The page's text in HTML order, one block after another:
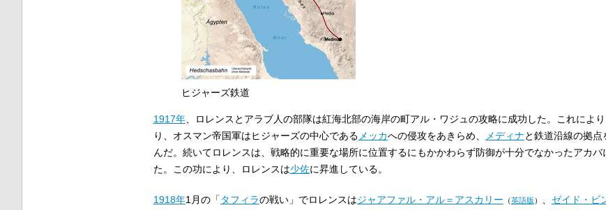
ヒジャーズ鉄道
1917年、ロレンスとアラブ人の部隊は紅海北部の海岸の町アル・ワジュの攻略に成功した。これによ
り、オスマン帝国軍はヒジャーズの中心であるメッカへの侵攻をあきらめ、 メディナと鉄道沿線の拠
んだ。続いてロレンスは、戦略的に重要な場所に位置するにもかかわらず防御が十分でなかったアカ
た。この功により、ロレンスは少佐に昇進している。
1918年1月の「 タフィラの戦い」でロレンスはジャアファル・アル＝アスカリー （英語版） ゼイド・ビ